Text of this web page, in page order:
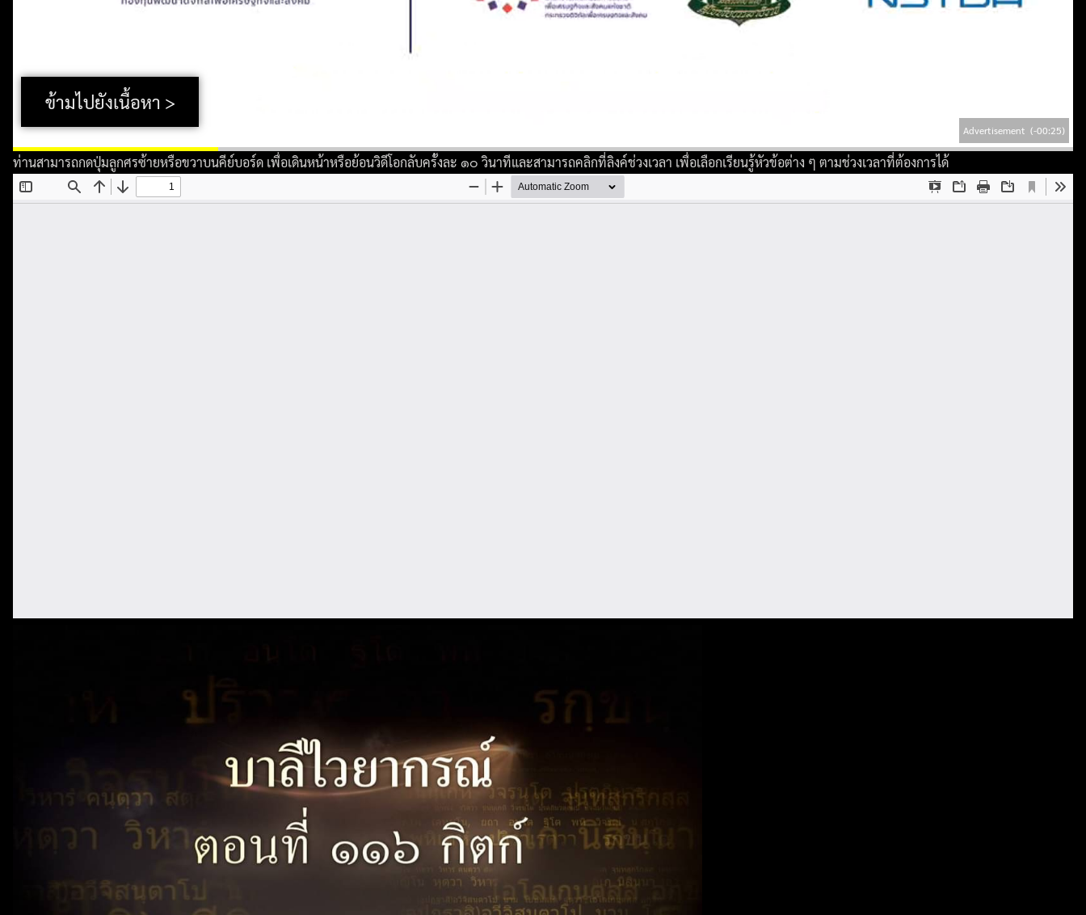
ข้ามไปยังเนื้อหา >
Advertisement (-00:23)
ท่านสามารถกดปุ่มลูกศรซ้ายหรือขวาบนคีย์บอร์ด เพื่อเดินหน้าหรือย้อนวิดีโอกลับครั้งละ ๑๐ วินาทีและสามารถคลิกที่ลิงค์ช่วงเวลา เพื่อเลือกเรียนรู้หัวข้อต่าง ๆ ตามช่วงเวลาที่ต้องการได้